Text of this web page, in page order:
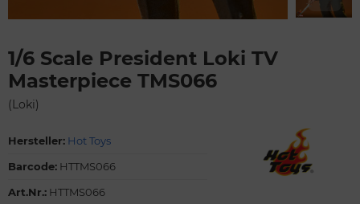
1/6 Scale President Loki TV
Masterpiece TMS066
(Loki)
Hersteller: Hot Toys
Barcode: HTTMS066
Art.Nr.: HTTMS066